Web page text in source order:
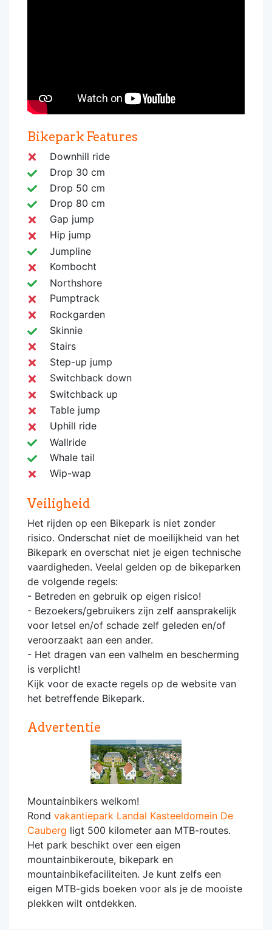
Bikepark Features
Downhill ride
Drop 30 cm
Drop 50 cm
Drop 80 cm
Gap jump
Hip jump
Jumpline
Kombocht
Northshore
Pumptrack
Rockgarden
Skinnie
Stairs
Step-up jump
Switchback down
Switchback up
Table jump
Uphill ride
Wallride
Whale tail
Wip-wap
Veiligheid
Het rijden op een Bikepark is niet zonder
risico. Onderschat niet de moeilijkheid van het
Bikepark en overschat niet je eigen technische
vaardigheden. Veelal gelden op de bikeparken
de volgende regels:
- Betreden en gebruik op eigen risico!
- Bezoekers/gebruikers zijn zelf aansprakelijk
voor letsel en/of schade zelf geleden en/of
veroorzaakt aan een ander.
- Het dragen van een valhelm en bescherming
is verplicht!
Kijk voor de exacte regels op de website van
het betreffende Bikepark.
Advertentie
Mountainbikers welkom!
Rond vakantiepark Landal Kasteeldomein De
Cauberg ligt 500 kilometer aan MTB-routes.
Het park beschikt over een eigen
mountainbikeroute, bikepark en
mountainbikefaciliteiten. Je kunt zelfs een
eigen MTB-gids boeken voor als je de mooiste
plekken wilt ontdekken.